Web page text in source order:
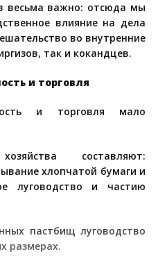
весьма важно: отсюда мы
влияние на дела
во внутренние
так и кокандцев.
и торговля
и торговля мало
составляют:
хлопчатой бумаги и
луговодство и частию
пастбищ луговодство
размерах.